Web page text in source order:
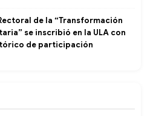
de la “Transformación
se inscribió en la ULA con
de participación